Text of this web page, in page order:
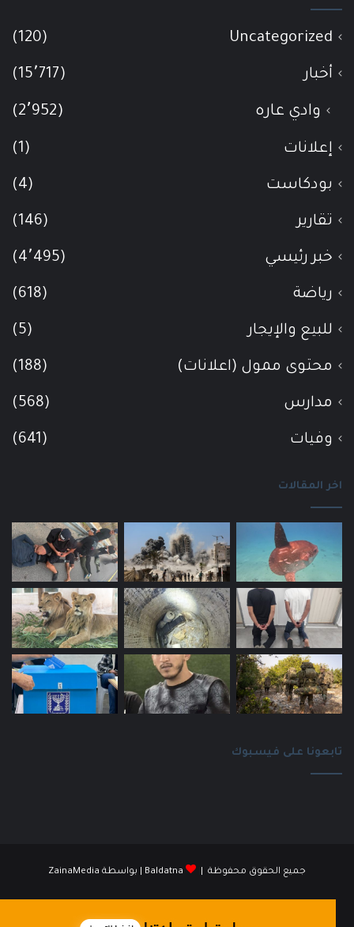
Uncategorized
(120)
أخبار (15٬717)
وادي عاره (2٬952)
إعلانات (1)
بودكاست (4)
تقارير (146)
خبر رئيسي (4٬495)
رياضة (618)
للبيع والإيجار (5)
محتوى ممول (اعلانات) (188)
مدارس (568)
وفيات (641)
اخر المقالات
تابعونا على فيسبوك
جميع الحقوق محفوظة | Baldatna | بواسطة ZainaMedia